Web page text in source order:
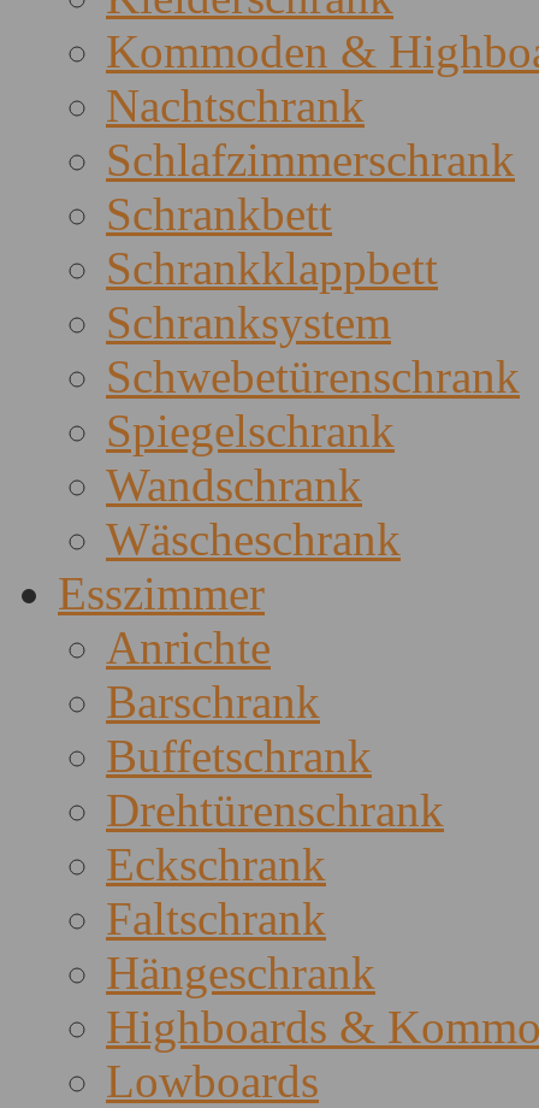
Kommoden &
Nachtschrank
Schlafzimmerschrank
Schrankbett
Schrankklappbett
Schranksystem
Schwebetürenschrank
Spiegelschrank
Wandschrank
Wäscheschrank
Esszimmer
Anrichte
Barschrank
Buffetschrank
Drehtürenschrank
Eckschrank
Faltschrank
Hängeschrank
Highboards &
Lowboards